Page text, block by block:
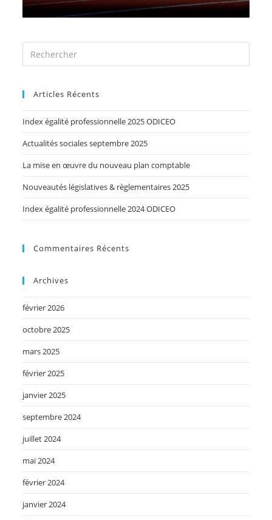
Articles Récents
Index égalité professionnelle 2025 ODICEO
Actualités sociales septembre 2025
La mise en œuvre du nouveau plan comptable
Nouveautés législatives & règlementaires 2025
Index égalité professionnelle 2024 ODICEO
Commentaires Récents
Archives
février 2026
octobre 2025
mars 2025
février 2025
janvier 2025
septembre 2024
juillet 2024
mai 2024
février 2024
janvier 2024